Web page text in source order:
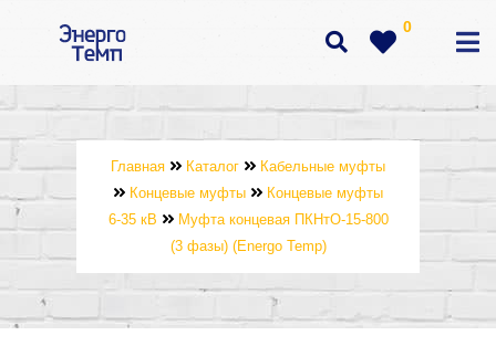
0
Главная Каталог
Кабельные муфты
Концевые муфты
Концевые муфты
6-35 кВ
Муфта концевая ПКНтО-15-800
(3 фазы) (Energo Temp)